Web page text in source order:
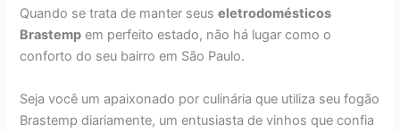
Quando se trata de manter seuseletrodomésticos
Brastemp em perfeito estado, não há lugar como o
conforto do seu bairro em São Paulo.
Seja você um apaixonado por culinária que utiliza seu fogão
Brastemp diariamente, um entusiasta de vinhos que confia